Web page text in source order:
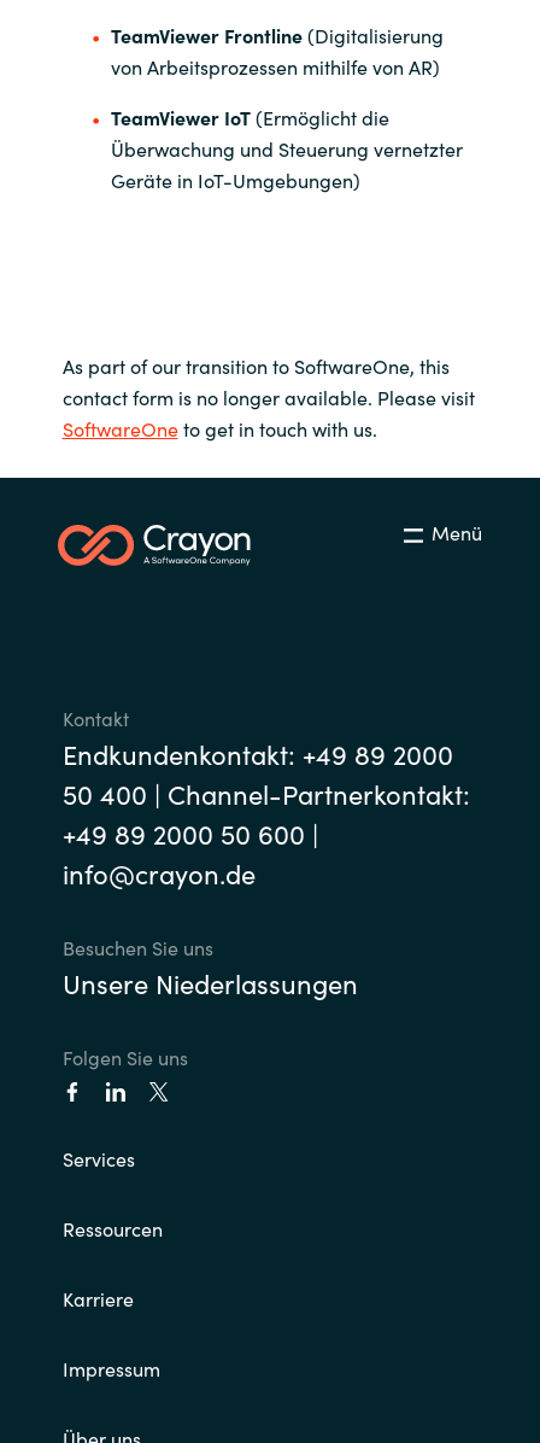
TeamViewer Frontline(Digitalisierung
von Arbeitsprozessen mithilfe von AR)
TeamViewer IoT(Ermöglicht die
Überwachung und Steuerung vernetzter
Geräte in IoT-Umgebungen)
As part of our transition to SoftwareOne, this
contact form is no longer available. Please visit
SoftwareOneto get in touch with us.
Menü
Kontakt
Endkundenkontakt: +49 89 2000
50 400 | Channel-Partnerkontakt:
+49 89 2000 50 600 |
info@crayon.de
Besuchen Sie uns
Unsere Niederlassungen
Folgen Sie uns
Services
Ressourcen
Karriere
Impressum
Über uns